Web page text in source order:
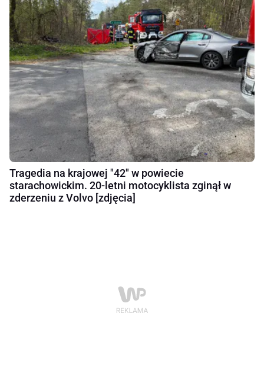
Tragedia na krajowej "42" w powiecie
starachowickim. 20-letni motocyklista zginął w
zderzeniu z Volvo [zdjęcia]